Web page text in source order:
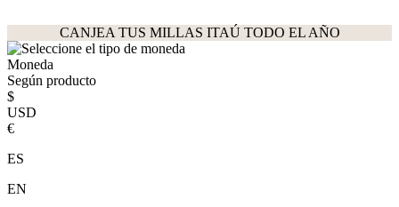
CANJEA TUS MILLAS ITAÚ TODO EL AÑO
Moneda
Según producto
$
USD
€
ES
EN